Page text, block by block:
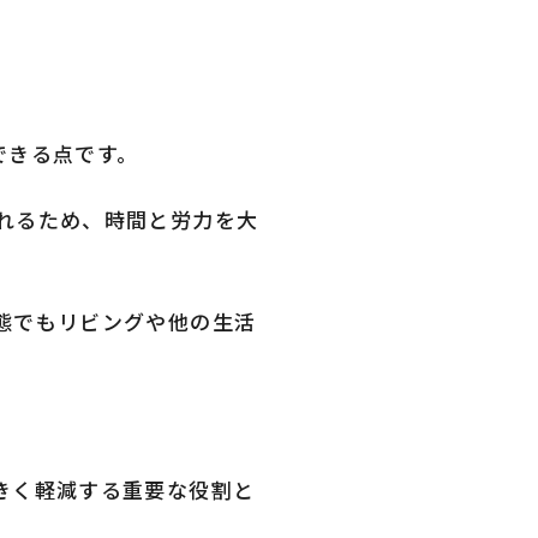
る点です。
るため、時間と労力を大
でもリビングや他の生活
軽減する重要な役割と